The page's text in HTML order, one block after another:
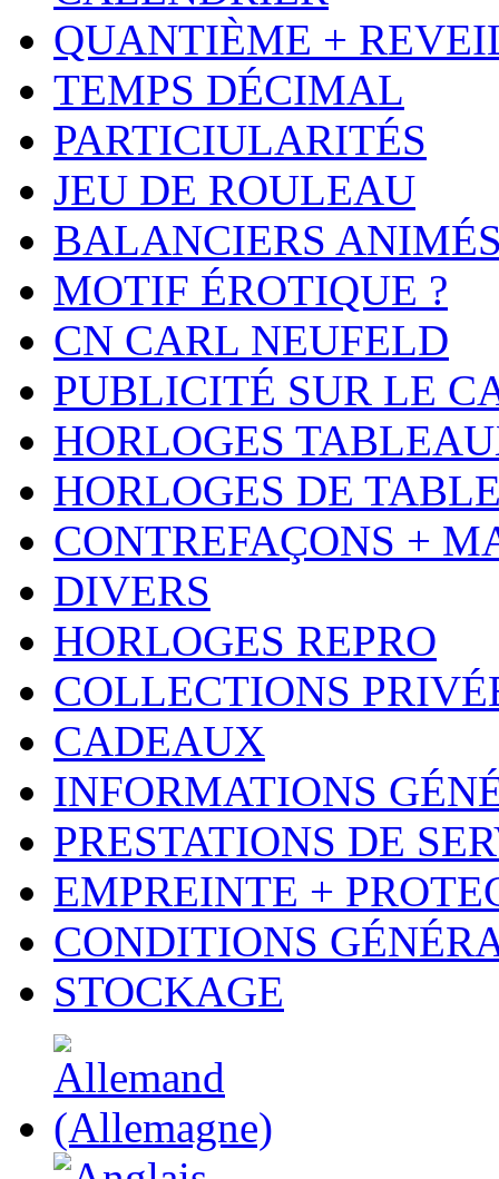
QUANTIÈME +
TEMPS DÉCIMAL
PARTICIULARITÉS
JEU DE ROULEAU
BALANCIERS
MOTIF ÉROTIQUE ?
CN CARL NEUFELD
PUBLICITÉ SUR LE
HORLOGES
HORLOGES DE
CONTREFAÇONS +
DIVERS
HORLOGES REPRO
COLLECTIONS
CADEAUX
INFORMATIONS
PRESTATIONS DE
EMPREINTE +
CONDITIONS
STOCKAGE